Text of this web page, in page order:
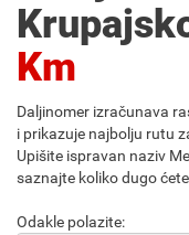
Km
Daljinomer izračunava
i prikazuje najbolju rutu
Upišite ispravan naziv
saznajte koliko dugo
Odakle polazite: